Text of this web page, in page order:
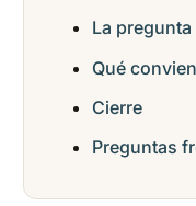
La
Qué
Cierre
Preguntas